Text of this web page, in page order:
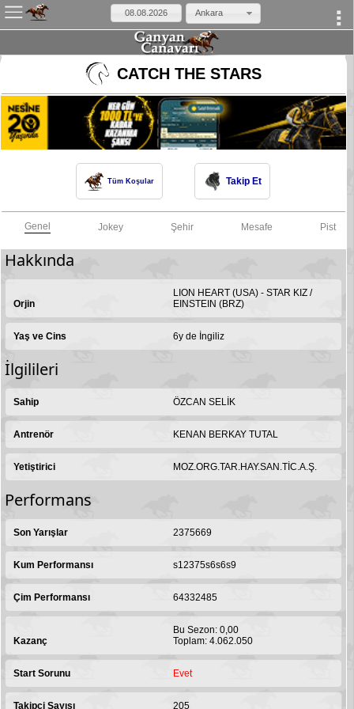
Ankara
CATCH THE STARS
Tüm Koşular Takip Et
Genel Jokey Şehir Mesafe Pist
Hakkında
Orjin
LION HEART (USA) - STAR KIZ /
EINSTEIN (BRZ)
Yaş ve Cins 6y de İngiliz
İlgilileri
Sahip ÖZCAN SELİK
Antrenör KENAN BERKAY TUTAL
Yetiştirici MOZ.ORG.TAR.HAY.SAN.TİC.A.Ş.
Performans
Son Yarışlar 2375669
Kum Performansı s12375s6s6s9
Çim Performansı 64332485
Kazanç
Bu Sezon: 0,00
Toplam: 4.062.050
Start Sorunu Evet
Takipçi Sayısı 205
×